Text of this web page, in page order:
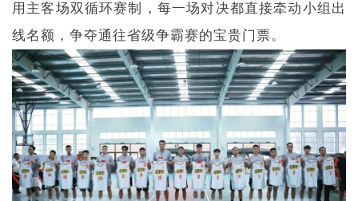
用主客场双循环赛制，每一场对决都直接牵动小组出
线名额，争夺通往省级争霸赛的宝贵门票。